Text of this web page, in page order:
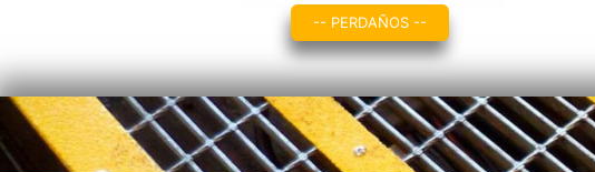
-- PERDAÑOS --